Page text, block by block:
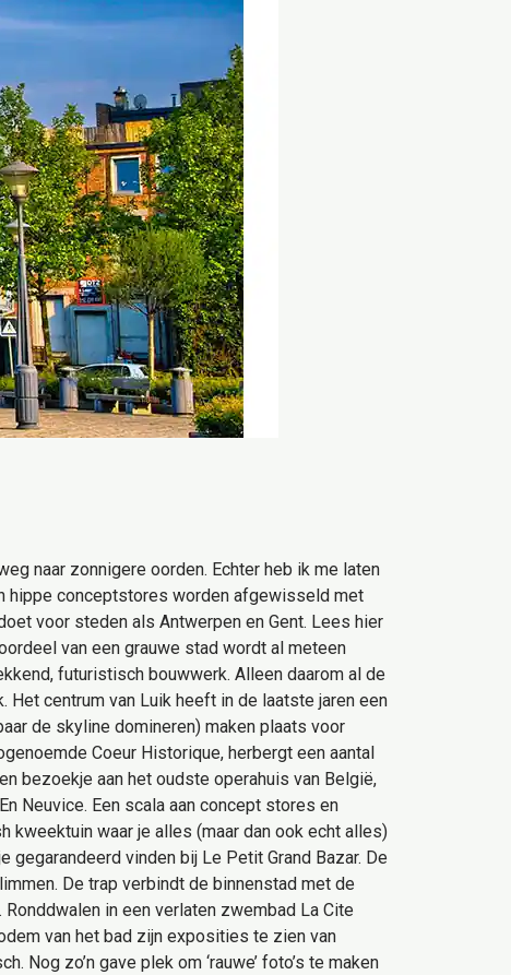
naar zonnigere oorden. Echter heb ik me laten
hippe conceptstores worden afgewisseld met
voor steden als Antwerpen en Gent. Lees hier
van een grauwe stad wordt al meteen
futuristisch bouwwerk. Alleen daarom al de
centrum van Luik heeft in de laatste jaren een
de skyline domineren) maken plaats voor
Coeur Historique, herbergt een aantal
bezoekje aan het oudste operahuis van België,
Neuvice. Een scala aan concept stores en
waar je alles (maar dan ook echt alles)
gegarandeerd vinden bij Le Petit Grand Bazar. De
De trap verbindt de binnenstad met de
in een verlaten zwembad La Cite
van het bad zijn exposities te zien van
zo’n gave plek om ‘rauwe’ foto’s te maken